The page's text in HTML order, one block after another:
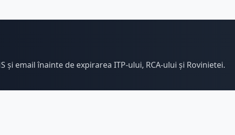
email înainte de expirarea ITP-ului, RCA-ului și Rovinietei.